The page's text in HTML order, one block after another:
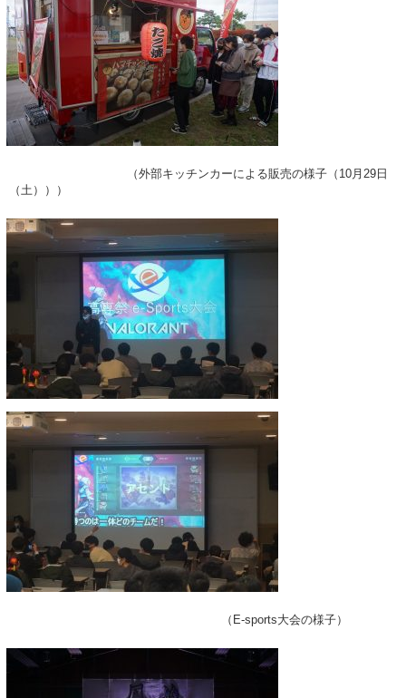
（外部キッチンカーによる販売の様子（10月29日
（土）））
（E-sports大会の様子）